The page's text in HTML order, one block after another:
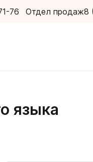
76 Отдел продаж8
языка